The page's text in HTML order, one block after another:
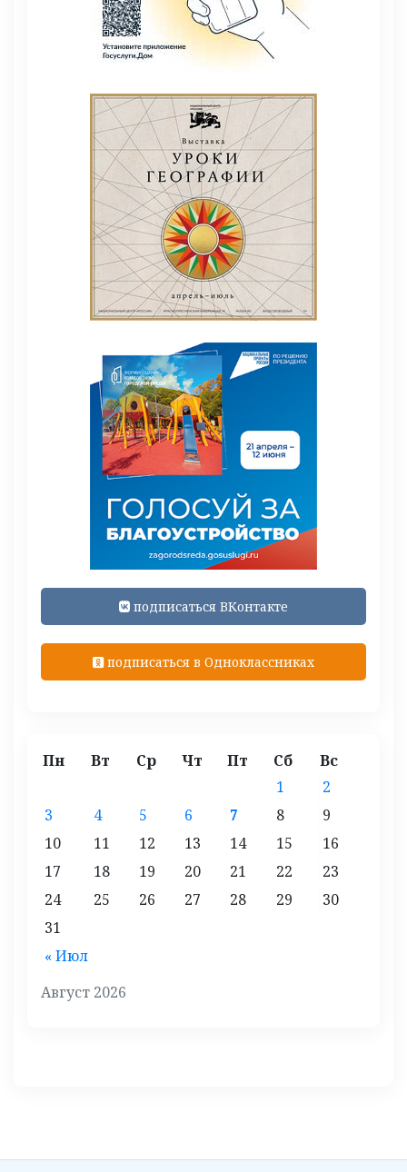
подписаться ВКонтакте
подписаться в Одноклассниках
Август 2026
Пн Вт Ср Чт Пт Сб Вс
« Июл
1
2
3
4 5 6 7 8
9
10
11 12 13 14 15
16
17
18 19 20 21 22
23
24
25 26 27 28 29
30
31